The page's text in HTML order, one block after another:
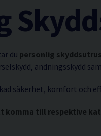
du personlig
andningsskydd
säkerhet, komfort och
komma till respektive